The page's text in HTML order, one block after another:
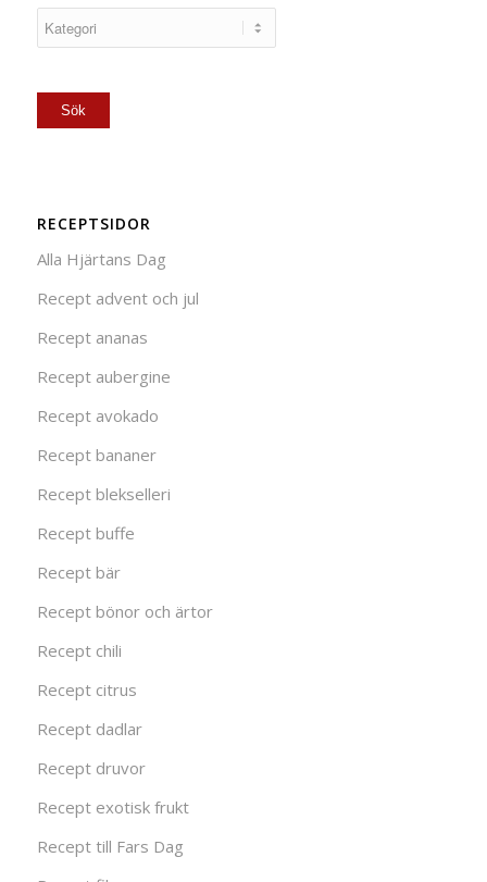
RECEPTSIDOR
Alla Hjärtans Dag
Recept advent och jul
Recept ananas
Recept aubergine
Recept avokado
Recept bananer
Recept blekselleri
Recept buffe
Recept bär
Recept bönor och ärtor
Recept chili
Recept citrus
Recept dadlar
Recept druvor
Recept exotisk frukt
Recept till Fars Dag